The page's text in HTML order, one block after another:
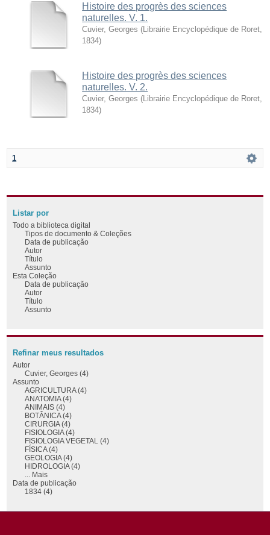
Histoire des progrès des sciences
naturelles. V. 1.
Cuvier, Georges ( Librairie Encyclopédique de Roret
1834)
Histoire des progrès des sciences
naturelles. V. 2.
Cuvier, Georges ( Librairie Encyclopédique de Roret
1834)
1
Listar por
Todo a biblioteca digital
Tipos de documento & Coleções
Data de publicação
Autor
Título
Assunto
Esta Coleção
Data de publicação
Autor
Título
Assunto
Refinar meus resultados
Autor
Cuvier, Georges (4)
Assunto
AGRICULTURA (4)
ANATOMIA (4)
ANIMAIS (4)
BOTÂNICA (4)
CIRURGIA (4)
FISIOLOGIA (4)
FISIOLOGIA VEGETAL (4)
FÍSICA (4)
GEOLOGIA (4)
HIDROLOGIA (4)
... Mais
Data de publicação
1834 (4)